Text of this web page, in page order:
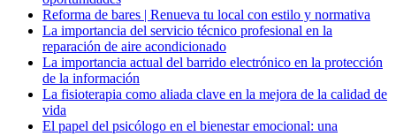
Reforma de bares | Renueva tu local con estilo y normativa
La importancia del servicio técnico profesional en la
reparación de aire acondicionado
La importancia actual del barrido electrónico en la protección
de la información
La fisioterapia como aliada clave en la mejora de la calidad de
vida
El papel del psicólogo en el bienestar emocional: una